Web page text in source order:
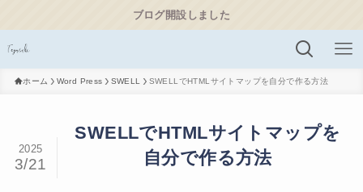
ブログ開設しました
ホーム Word Press SWELL SWELLでHTMLサイトマップを自分で作る方法
SWELLでHTMLサイトマップを
自分で作る方法
2025
3/21